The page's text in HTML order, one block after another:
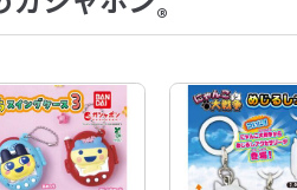
®